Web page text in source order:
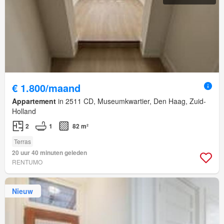
€ 1.800/maand
Appartement in 2511 CD, Museumkwartier, Den Haag, Zuid-
Holland
2 1 82 m²
Terras
20 uur 40 minuten geleden
RENTUMO
Nieuw